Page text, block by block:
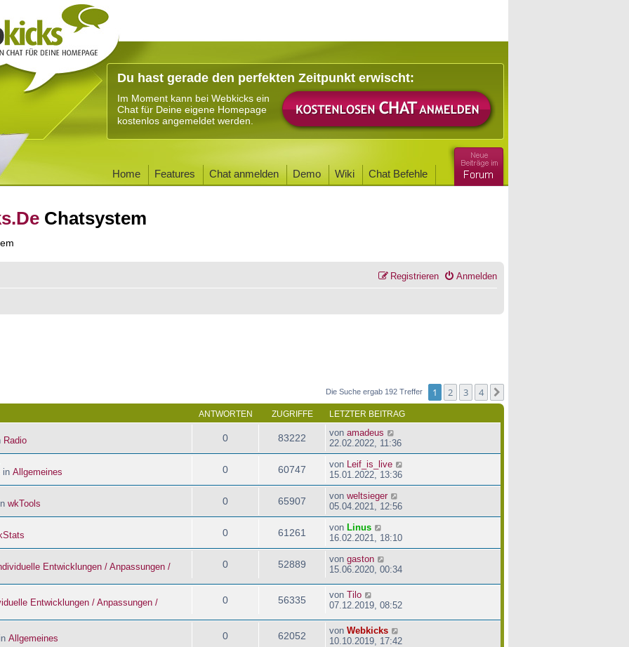
Du hast gerade den perfekten Zeitpunkt erwischt:
Im Moment kann bei Webkicks ein
Chat für Deine eigene Homepage
kostenlos angemeldet werden.
Home Features Chat anmelden Demo Wiki Chat Befehle
Chatsystem
Anmelden
Registrieren
Die Suche ergab 192 Treffer 1 2 3 4
ANTWORTEN ZUGRIFFE LETZTER BEITRAG
Radio 0 83222 von amadeus
22.02.2022, 11:36
in Allgemeines 0 60747 von
Leif_is_live
15.01.2022, 13:36
wkTools 0 65907 von weltsieger
05.04.2021, 12:56
0 61261 von Linus
16.02.2021, 18:10
Entwicklungen / Anpassungen /
0 52889 von gaston
15.06.2020, 00:34
Entwicklungen / Anpassungen /
0 56335 von Tilo
07.12.2019, 08:52
Allgemeines 0 62052 von Webkicks
10.10.2019, 17:42